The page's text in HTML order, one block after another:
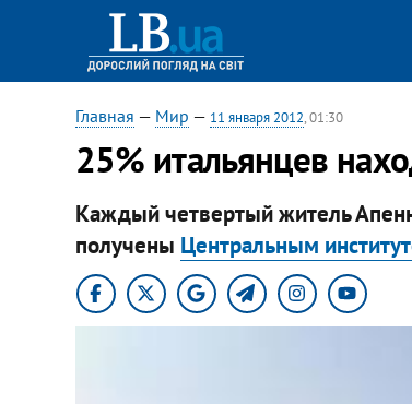
Главная — Мир — 11 января 2012, 01:30
25% итальянцев
Каждый четвертый житель
получены Центральным